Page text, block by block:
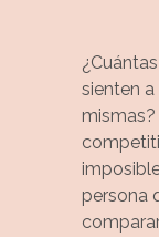
sienten
persona